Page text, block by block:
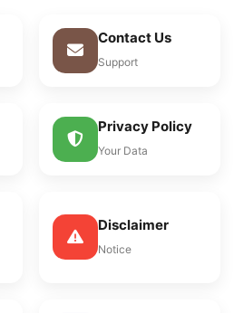
Contact Us
Support
Privacy Policy
Your Data
Disclaimer
Notice